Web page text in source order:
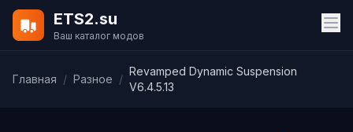
ETS2.su
Ваш каталог модов
Главная / Разное /
Revamped Dynamic Suspension
V6.4.5.13